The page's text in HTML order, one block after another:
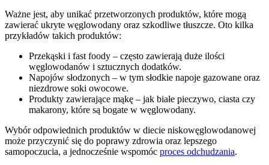
Ważne jest, aby unikać przetworzonych produktów, które mogą
zawierać ukryte węglowodany oraz szkodliwe tłuszcze. Oto kilka
przykładów takich produktów:
Przekąski i fast foody – często zawierają duże ilości
węglowodanów i sztucznych dodatków.
Napojów słodzonych – w tym słodkie napoje gazowane oraz
niezdrowe soki owocowe.
Produkty zawierające mąkę – jak białe pieczywo, ciasta czy
makarony, które są bogate w węglowodany.
Wybór odpowiednich produktów w diecie niskowęglowodanowej
może przyczynić się do poprawy zdrowia oraz lepszego
samopoczucia, a jednocześnie wspomóc proces odchudzania.